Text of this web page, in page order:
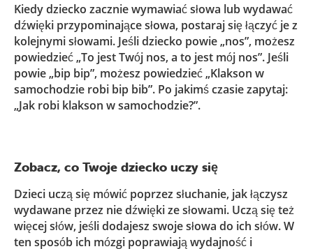
Kiedy dziecko zacznie wymawiać słowa lub wydawać
dźwięki przypominające słowa, postaraj się łączyć je z
kolejnymi słowami. Jeśli dziecko powie „nos”, możesz
powiedzieć „To jest Twój nos, a to jest mój nos”. Jeśli
powie „bip bip”, możesz powiedzieć „Klakson w
samochodzie robi bip bib”. Po jakimś czasie zapytaj:
„Jak robi klakson w samochodzie?”.
Zobacz, co Twoje dziecko uczy się
Dzieci uczą się mówić poprzez słuchanie, jak łączysz
wydawane przez nie dźwięki ze słowami. Uczą się też
więcej słów, jeśli dodajesz swoje słowa do ich słów. W
ten sposób ich mózgi poprawiają wydajność i